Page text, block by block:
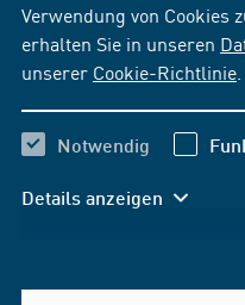
Verwendung von Cookies
erhalten Sie in unseren
unserer Cookie-Richtlinie
Notwendig
Details anzeigen